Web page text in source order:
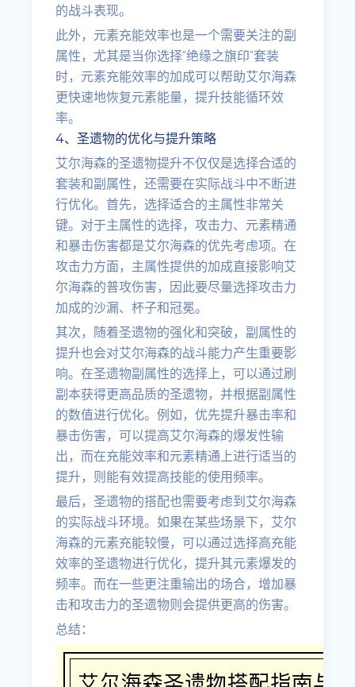
的战斗表现。
此外，元素充能效率也是一个需要关注的副
属性，尤其是当你选择“绝缘之旗印”套装
时，元素充能效率的加成可以帮助艾尔海森
更快速地恢复元素能量，提升技能循环效
率。
4、圣遗物的优化与提升策略
艾尔海森的圣遗物提升不仅仅是选择合适的
套装和副属性，还需要在实际战斗中不断进
行优化。首先，选择适合的主属性非常关
键。对于主属性的选择，攻击力、元素精通
和暴击伤害都是艾尔海森的优先考虑项。在
攻击力方面，主属性提供的加成直接影响艾
尔海森的普攻伤害，因此要尽量选择攻击力
加成的沙漏、杯子和冠冕。
其次，随着圣遗物的强化和突破，副属性的
提升也会对艾尔海森的战斗能力产生重要影
响。在圣遗物副属性的选择上，可以通过刷
副本获得更高品质的圣遗物，并根据副属性
的数值进行优化。例如，优先提升暴击率和
暴击伤害，可以提高艾尔海森的爆发性输
出，而在充能效率和元素精通上进行适当的
提升，则能有效提高技能的使用频率。
最后，圣遗物的搭配也需要考虑到艾尔海森
的实际战斗环境。如果在某些场景下，艾尔
海森的元素充能较慢，可以通过选择高充能
效率的圣遗物进行优化，提升其元素爆发的
频率。而在一些更注重输出的场合，增加暴
击和攻击力的圣遗物则会提供更高的伤害。
总结：